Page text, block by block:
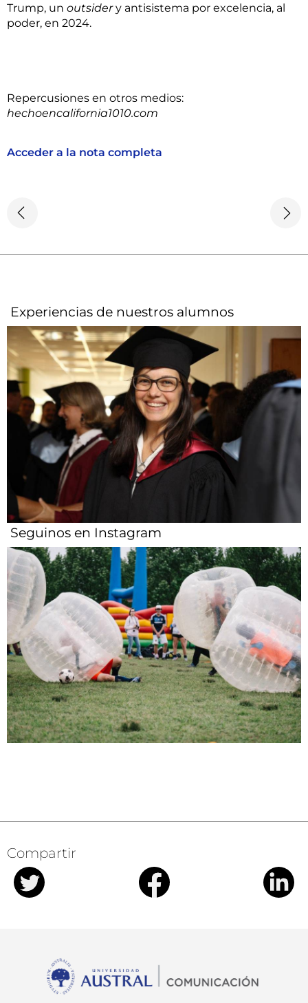
Trump, un outsidery antisistema por excelencia, al
poder, en 2024.
Repercusiones en otros medios:
hechoencalifornia1010.com
Acceder a la nota completa
Experiencias de nuestros alumnos​
Seguinos en Instagram
Compartir